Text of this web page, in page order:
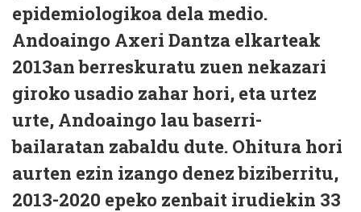
epidemiologikoa dela medio.
Andoaingo Axeri Dantza elkarteak
2013an berreskuratu zuen nekazari
giroko usadio zahar hori, eta urtez
urte, Andoaingo lau baserri-
bailaratan zabaldu dute. Ohitura hori
aurten ezin izango denez biziberritu,
2013-2020 epeko zenbait irudiekin 33